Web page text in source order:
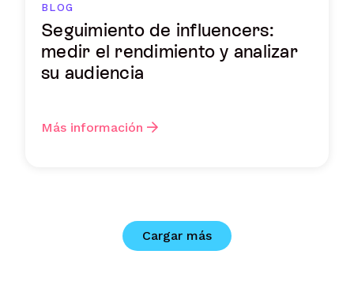
BLOG
Seguimiento de influencers:
medir el rendimiento y analizar
su audiencia
Más información
Cargar más